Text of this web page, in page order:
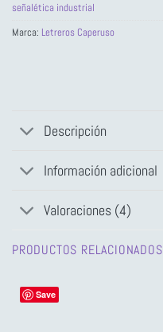
señalética industrial
Marca: Letreros Caperuso
Descripción
Información adicional
Valoraciones (4)
PRODUCTOS RELACIONADOS
Save